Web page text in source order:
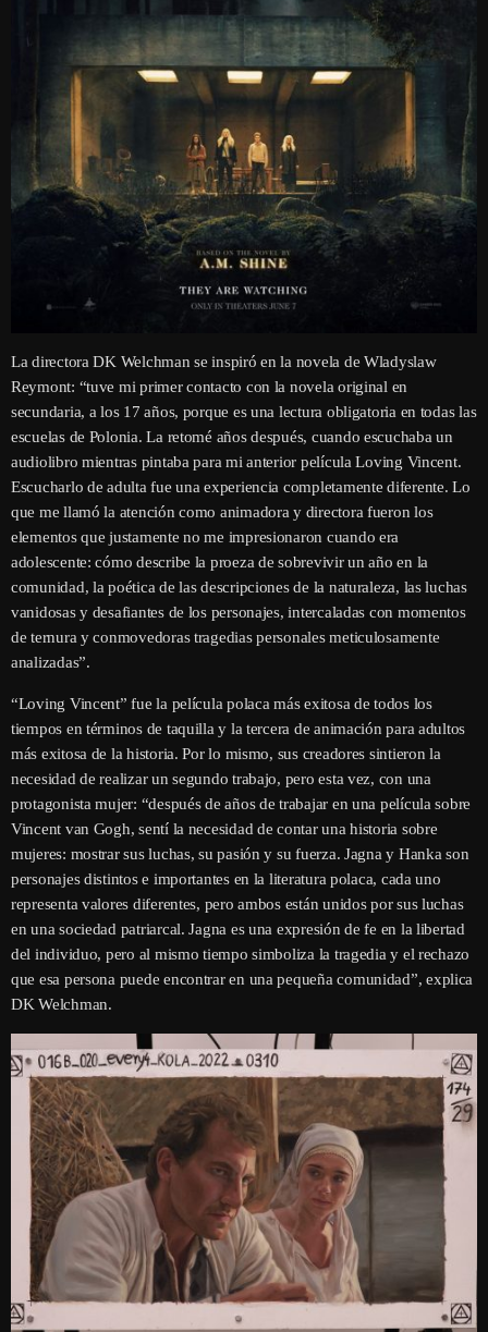
La directora DK Welchman se inspiró en la novela de Wladyslaw
Reymont: “tuve mi primer contacto con la novela original en
secundaria, a los 17 años, porque es una lectura obligatoria en todas las
escuelas de Polonia. La retomé años después, cuando escuchaba un
audiolibro mientras pintaba para mi anterior película Loving Vincent.
Escucharlo de adulta fue una experiencia completamente diferente. Lo
que me llamó la atención como animadora y directora fueron los
elementos que justamente no me impresionaron cuando era
adolescente: cómo describe la proeza de sobrevivir un año en la
comunidad, la poética de las descripciones de la naturaleza, las luchas
vanidosas y desafiantes de los personajes, intercaladas con momentos
de ternura y conmovedoras tragedias personales meticulosamente
analizadas”.
“Loving Vincent” fue la película polaca más exitosa de todos los
tiempos en términos de taquilla y la tercera de animación para adultos
más exitosa de la historia. Por lo mismo, sus creadores sintieron la
necesidad de realizar un segundo trabajo, pero esta vez, con una
protagonista mujer: “después de años de trabajar en una película sobre
Vincent van Gogh, sentí la necesidad de contar una historia sobre
mujeres: mostrar sus luchas, su pasión y su fuerza. Jagna y Hanka son
personajes distintos e importantes en la literatura polaca, cada uno
representa valores diferentes, pero ambos están unidos por sus luchas
en una sociedad patriarcal. Jagna es una expresión de fe en la libertad
del individuo, pero al mismo tiempo simboliza la tragedia y el rechazo
que esa persona puede encontrar en una pequeña comunidad”, explica
DK Welchman.